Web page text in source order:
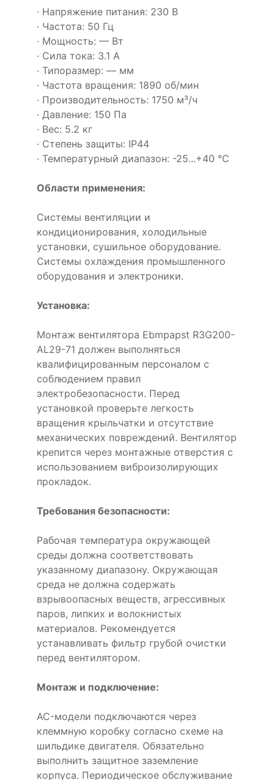
· Напряжение питания: 230 В
· Частота: 50 Гц
· Мощность: — Вт
· Сила тока: 3.1 А
· Типоразмер: — мм
· Частота вращения: 1890 об/мин
· Производительность: 1750 м³/ч
· Давление: 150 Па
· Вес: 5.2 кг
· Степень защиты: IP44
· Температурный диапазон: -25...+40 °C
Области применения:
Системы вентиляции и
кондиционирования, холодильные
установки, сушильное оборудование.
Системы охлаждения промышленного
оборудования и электроники.
Установка:
Монтаж вентилятора Ebmpapst R3G200-
AL29-71 должен выполняться
квалифицированным персоналом с
соблюдением правил
электробезопасности. Перед
установкой проверьте легкость
вращения крыльчатки и отсутствие
механических повреждений. Вентилятор
крепится через монтажные отверстия с
использованием виброизолирующих
прокладок.
Требования безопасности:
Рабочая температура окружающей
среды должна соответствовать
указанному диапазону. Окружающая
среда не должна содержать
взрывоопасных веществ, агрессивных
паров, липких и волокнистых
материалов. Рекомендуется
устанавливать фильтр грубой очистки
перед вентилятором.
Монтаж и подключение:
AC-модели подключаются через
клеммную коробку согласно схеме на
шильдике двигателя. Обязательно
выполнить защитное заземление
корпуса. Периодическое обслуживание